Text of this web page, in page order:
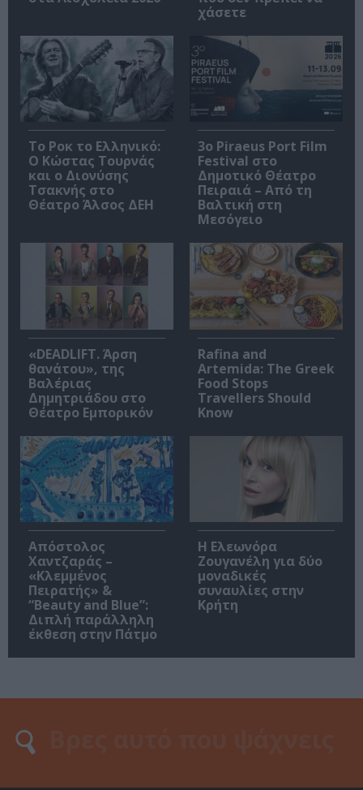
χάσετε
Το Ροκ το Ελληνικό:
Ο Κώστας Τουρνάς
και ο Διονύσης
Τσακνής στο
Θέατρο Άλσος ΔΕΗ
3o Piraeus Port Film
Festival στο
Δημοτικό Θέατρο
Πειραιά – Από τη
Βαλτική στη
Μεσόγειο
«DEADLIFT. Άρση
θανάτου», της
Βαλέριας
Δημητριάδου στο
Θέατρο Εμπορικόν
Rafina and
Artemida: The Greek
Food Stops
Travellers Should
Know
Απόστολος
Χαντζαράς –
«Κλεμμένος
Πειρατής» &
“Beauty and Blue”:
Διπλή παράλληλη
έκθεση στην Πάτμο
Η Ελεωνόρα
Ζουγανέλη για δύο
μοναδικές
συναυλίες στην
Κρήτη